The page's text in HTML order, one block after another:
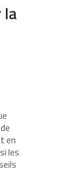
la
en
les